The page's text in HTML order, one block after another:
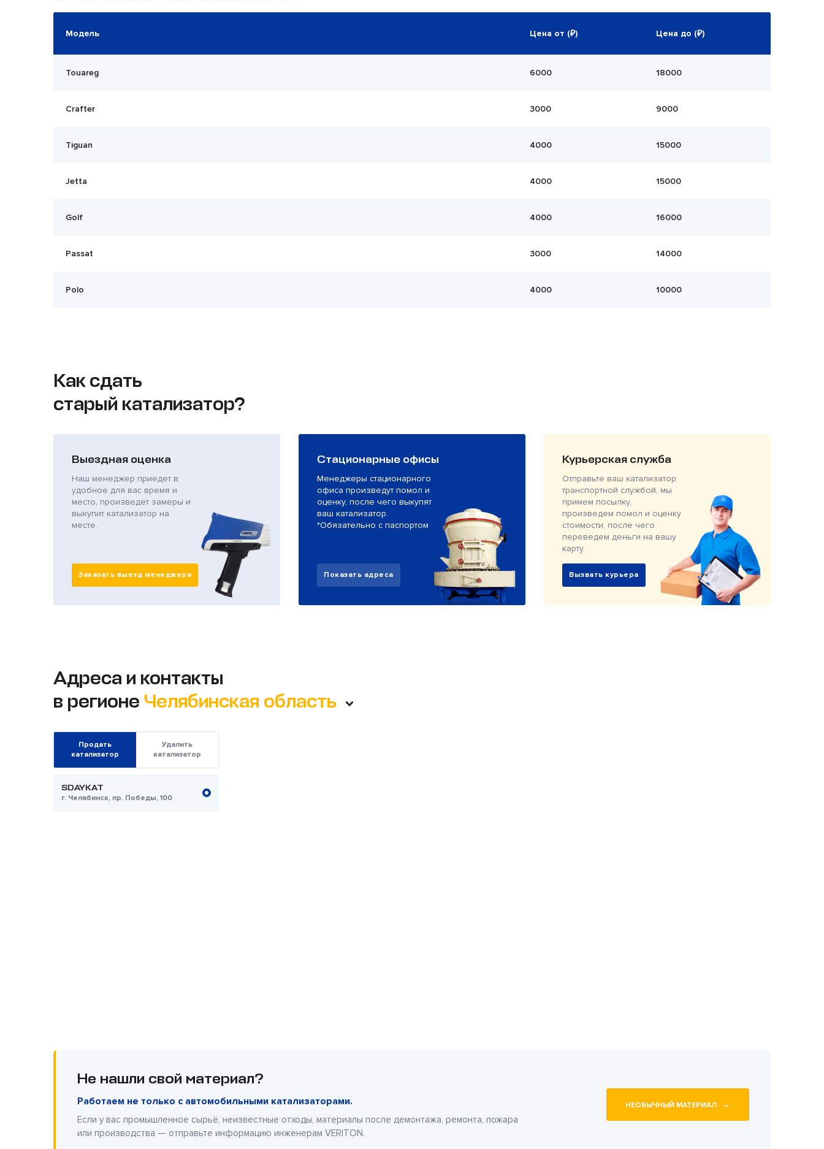
Модель Цена от (₽) Цена до (₽)
Touareg 6000 18000
Crafter 3000 9000
Tiguan 4000 15000
Jetta 4000 15000
Golf 4000 16000
Passat 3000 14000
Polo 4000 10000
Как сдать
старый катализатор?
Выездная оценка
Наш менеджер приедет в
удобное для вас время и
место, произведет замеры и
выкупит катализатор на
месте.
Заказать выезд менеджера
Стационарные офисы
Менеджеры стационарного
офиса произведут помол и
оценку, после чего выкупят
ваш катализатор.
*Обязательно с паспортом
Показать адреса
Курьерская служба
Отправьте ваш катализатор
транспортной службой, мы
примем посылку,
произведем помол и оценку
стоимости, после чего
переведем деньги на вашу
карту.
Вызвать курьера
Адреса и контакты
в регионе Челябинская область
Продать
катализатор
Удалить
катализатор
SDAYKAT
г. Челябинск, пр. Победы, 100
Не нашли свой материал?
Работаем не только с автомобильными катализаторами.
Если у вас промышленное сырьё, неизвестные отходы, материалы после демонтажа, ремонта, пожара
или производства — отправьте информацию инженерам VERITON.
НЕОБЫЧНЫЙ МАТЕРИАЛ →